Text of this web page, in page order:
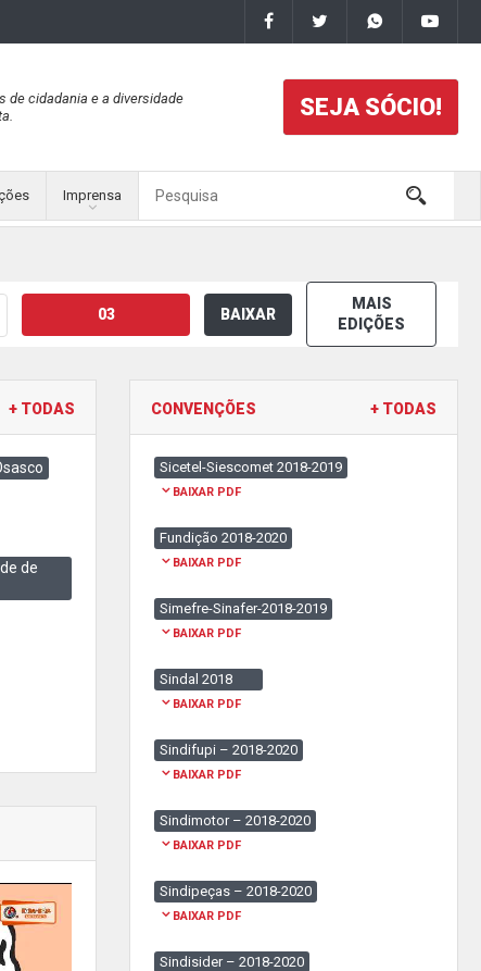
de cidadania e a diversidade
SEJA SÓCIO!
Imprensa
03 BAIXAR
MAIS
EDIÇÕES
+ TODAS
de
CONVENÇÕES + TODAS
Sicetel-Siescomet 2018-2019
BAIXAR PDF
Fundição 2018-2020
BAIXAR PDF
Simefre-Sinafer-2018-2019
BAIXAR PDF
Sindal 2018
BAIXAR PDF
Sindifupi – 2018-2020
BAIXAR PDF
Sindimotor – 2018-2020
BAIXAR PDF
Sindipeças – 2018-2020
BAIXAR PDF
Sindisider – 2018-2020